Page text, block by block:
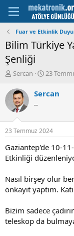
Fuar ve Etkinlik
Bilim Türkiye
Şenliği
K
n
u
y
u
b
a
ş
l
a
a
n
Sercan
B
ş
a
t
a
i
23
Sercan
--
23 Temmuz 2024
Gaziantep'de 10-
Etkinliği
Nasıl birşey olur
önkayıt yaptım.
Bizim sadece
teleskop da